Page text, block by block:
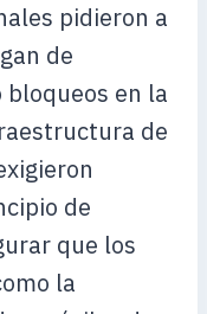
pidieron a
de
en la
de
de
que los
la